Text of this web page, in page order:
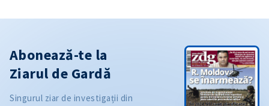
Abonează-te la
Ziarul de Gardă
Singurul ziar de investigații din